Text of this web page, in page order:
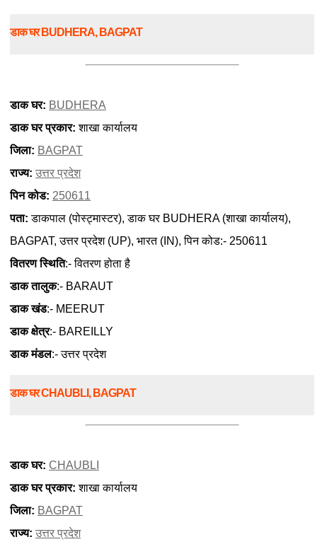
डाक घर BUDHERA, BAGPAT
डाक घर: BUDHERA
डाक घर प्रकार: शाखा कार्यालय
जिला: BAGPAT
राज्य: उत्तर प्रदेश
पिन कोड: 250611
पता: डाकपाल (पोस्ट्मास्टर), डाक घर BUDHERA (शाखा कार्यालय),
BAGPAT, उत्तर प्रदेश (UP), भारत (IN), पिन कोड:- 250611
वितरण स्थिति:- वितरण होता है
डाक तालुक:- BARAUT
डाक खंड:- MEERUT
डाक क्षेत्र:- BAREILLY
डाक मंडल:- उत्तर प्रदेश
डाक घर CHAUBLI, BAGPAT
डाक घर: CHAUBLI
डाक घर प्रकार: शाखा कार्यालय
जिला: BAGPAT
राज्य: उत्तर प्रदेश